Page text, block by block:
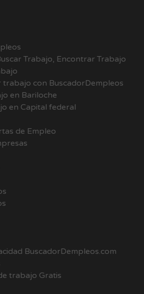
Trabajo, Encontrar Trabajo
con BuscadorDempleos
en Bariloche
en Capital federal
de Empleo
BuscadorDempleos.com
trabajo Gratis